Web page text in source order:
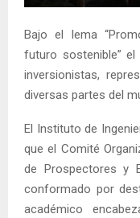
Bajo el lema
futuro sostenible”
inversionistas,
diversas partes del
El Instituto de
que el Comité
de Prospectores y
conformado por
académico